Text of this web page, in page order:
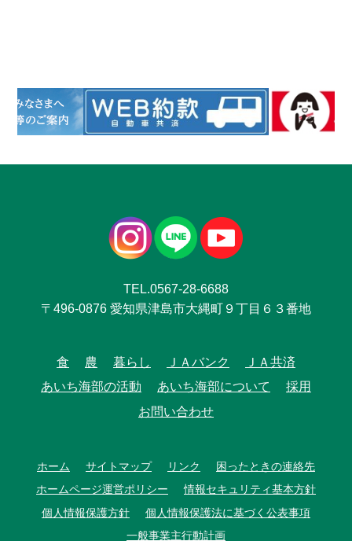
TEL.0567-28-6688
〒496-0876 愛知県津島市大縄町９丁目６３番地
食 農 暮らし ＪＡバンク
ＪＡ共済
あいち海部の活動
あいち海部について
採用
お問い合わせ
ホーム サイトマップ リンク
困ったときの連絡先
ホームページ運営ポリシー
情報セキュリティ基本方針
個人情報保護方針
個人情報保護法に基づく公表事項
一般事業主行動計画